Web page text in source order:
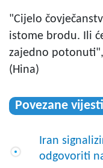
"Cijelo
istome brodu. Ili
zajedno
(Hina)
Povezane vijesti
Iran
odgovoriti